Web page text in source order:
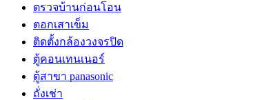
ตรวจบ้านก่อนโอน
ตอกเสาเข็ม
ติดตั้งกล้องวงจรปิด
ตู้คอนเทนเนอร์
ตู้สาขา panasonic
ถั่งเช่า